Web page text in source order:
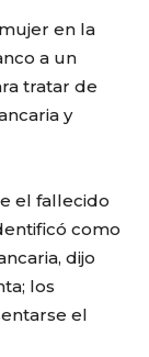
en la
a un
tratar de
y
el fallecido
como
dijo
los
el